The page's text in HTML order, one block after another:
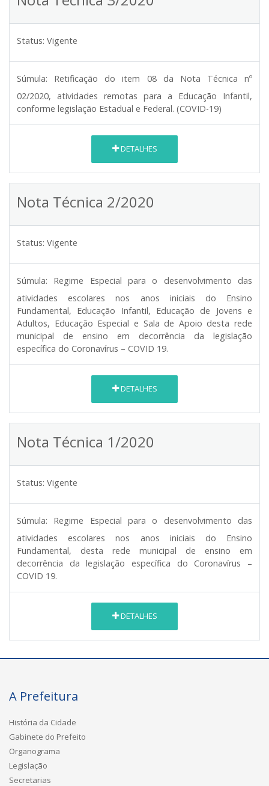
Status: Vigente
Súmula:
Retificação do item 08 da Nota Técnica nº
02/2020, atividades remotas para a Educação Infantil,
conforme legislação Estadual e Federal. (COVID-19)
DETALHES
Nota Técnica 2/2020
Status: Vigente
Súmula:
Regime Especial para o desenvolvimento das
atividades escolares nos anos iniciais do Ensino
Fundamental, Educação Infantil, Educação de Jovens e
Adultos, Educação Especial e Sala de Apoio desta rede
municipal de ensino em decorrência da legislação
específica do Coronavírus – COVID 19.
DETALHES
Nota Técnica 1/2020
Status: Vigente
Súmula:
Regime Especial para o desenvolvimento das
atividades escolares nos anos iniciais do Ensino
Fundamental, desta rede municipal de ensino em
decorrência da legislação específica do Coronavírus –
COVID 19.
DETALHES
A Prefeitura
História da Cidade
Gabinete do Prefeito
Organograma
Legislação
Secretarias